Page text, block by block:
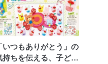
いつもありがとう」の
持ちを伝える、子ども